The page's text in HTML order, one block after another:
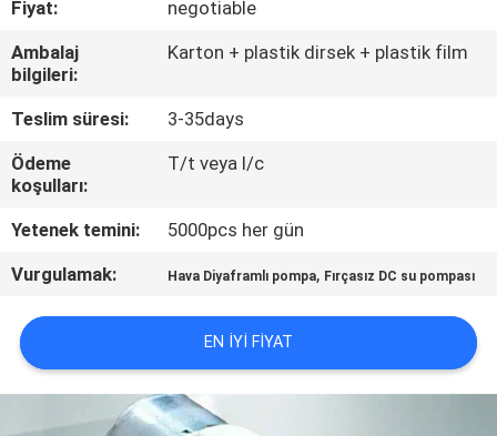
BIZE
ULAŞIN
HABERLER
SITE
HARITASI
PRIVACY
POLICY
Fiyat:
negotiable
Ambalaj
bilgileri:
Karton + plastik dirsek + plastik film
Teslim süresi:
3-35days
Ödeme
koşulları:
T/t veya l/c
Yetenek temini:
5000pcs her gün
Vurgulamak:
Hava Diyaframlı pompa, Fırçasız DC su pompası
EN IYI FIYAT